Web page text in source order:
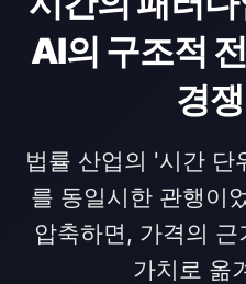
AI의 구조적
경
법률 산업의 '시간 단
를 동일시한 관행이
압축하면, 가격의
가치로 옮